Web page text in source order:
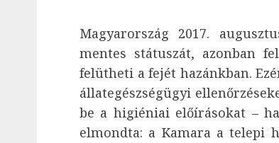
Magyarország 2017.
mentes státuszát, azonban
felütheti a fejét hazánkban.
állategészségügyi
be a higiéniai előírásokat –
elmondta: a Kamara a telepi